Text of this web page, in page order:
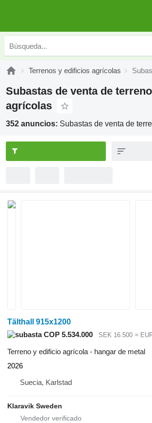
Terrenos y edificios agrícolas
Subastas de venta de
agrícolas
352 anuncios: Subastas de venta de
Tälthall 915x1200
COP 5.534.000
SEK 16.500 ≈
Terreno y edificio agrícola - hangar de metal
2026
Suecia, Karlstad
Klaravik Sweden